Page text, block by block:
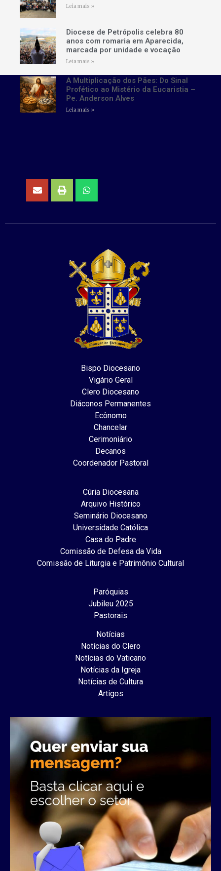
Leia mais »
Diocese de Petrópolis celebra 80
anos com romaria em Aparecida,
marcada por unidade e vocação
Leia mais »
A Multiplicação dos Pães: Do Sinal
Profético ao Mistério da Eucaristia –
Pe. Anderson Alves
Leia mais »
Bispo Diocesano
Vigário Geral
Clero Diocesano
Diáconos Permanentes
Ecônomo
Chancelar
Cerimoniário
Decanos
Coordenador Pastoral
Cúria Diocesana
Arquivo Histórico
Seminário Diocesano
Universidade Católica
Casa do Padre
Comissão de Defesa da Vida
Comissão de Liturgia e Patrimônio Cultural
Paróquias
Jubileu 2025
Pastorais
Notícias
Notícias do Clero
Notícias do Vaticano
Notícias da Igreja
Notícias de Cultura
Artigos